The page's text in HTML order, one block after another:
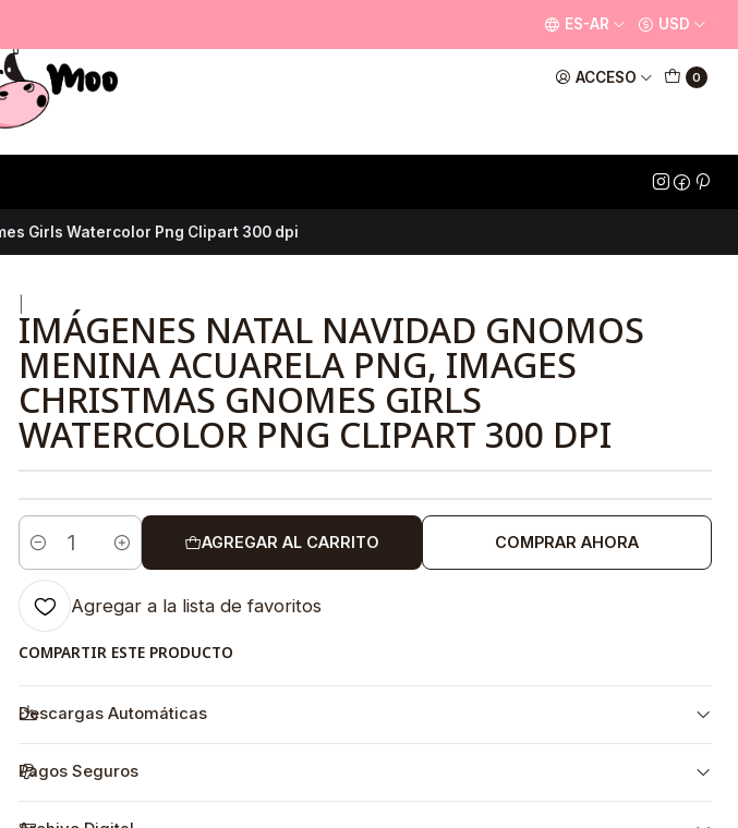
ACCESO 0
ES-AR USD
Girls Watercolor Png Clipart 300 dpi
IMÁGENES NATAL NAVIDAD GNOMOS
MENINA ACUARELA PNG, IMAGES
CHRISTMAS GNOMES GIRLS
WATERCOLOR PNG CLIPART 300 DPI
Cantidad
AGREGAR AL CARRITO COMPRAR AHORA
Agregar a la lista de favoritos
COMPARTIR ESTE PRODUCTO
Descargas Automáticas
Pagos Seguros